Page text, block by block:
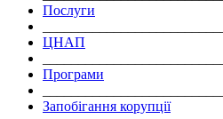
Послуги
ЦНАП
Програми
Запобігання корупції